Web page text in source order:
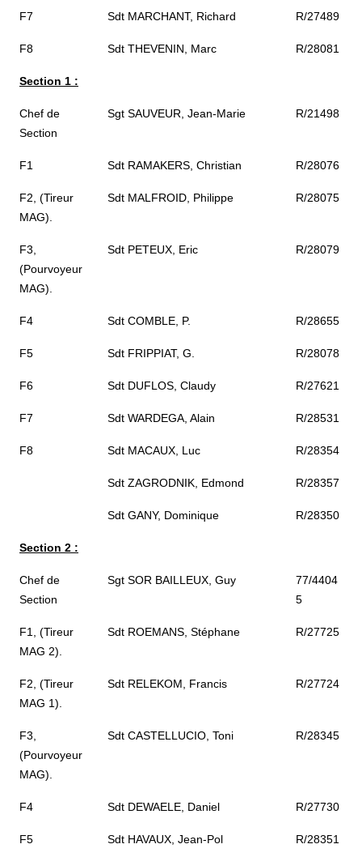
F7 Sdt MARCHANT, Richard R/27489
F8 Sdt THEVENIN, Marc R/28081
Section 1 :
Chef de
Section
Sgt SAUVEUR, Jean-Marie R/21498
F1 Sdt RAMAKERS, Christian R/28076
F2, (Tireur
MAG).
Sdt MALFROID, Philippe R/28075
F3,
(Pourvoyeur
MAG).
Sdt PETEUX, Eric R/28079
F4 Sdt COMBLE, P. R/28655
F5 Sdt FRIPPIAT, G. R/28078
F6 Sdt DUFLOS, Claudy R/27621
F7 Sdt WARDEGA, Alain R/28531
F8 Sdt MACAUX, Luc R/28354
Sdt ZAGRODNIK, Edmond R/28357
Sdt GANY, Dominique R/28350
Section 2 :
Chef de
Section
Sgt SOR BAILLEUX, Guy
77/4404
5
F1, (Tireur
MAG 2).
Sdt ROEMANS, Stéphane R/27725
F2, (Tireur
MAG 1).
Sdt RELEKOM, Francis R/27724
F3,
(Pourvoyeur
MAG).
Sdt CASTELLUCIO, Toni R/28345
F4 Sdt DEWAELE, Daniel R/27730
F5 Sdt HAVAUX, Jean-Pol R/28351